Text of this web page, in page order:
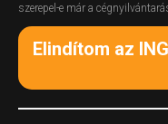
szerepel-e már a
Elindítom az